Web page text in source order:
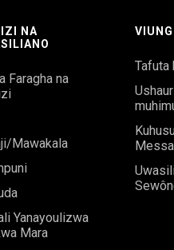
NA
Faragha na
Mawakala
Yanayoulizwa
Mara
Tafuta